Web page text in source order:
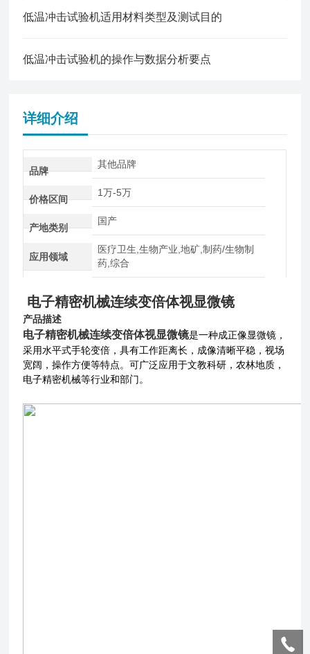
低温冲击试验机适用材料类型及测试目的
低温冲击试验机的操作与数据分析要点
详细介绍
品牌
其他品牌
价格区间
1万-5万
产地类别
国产
应用领域
医疗卫生,生物产业,地矿,制药/生物制
药,综合
电子精密机械连续变倍体视显微镜
产品描述
电子精密机械连续变倍体视显微镜是一种成正像显微镜，
采用水平式手轮变倍，具有工作距离长，成像清晰平稳，视场
宽阔，操作方便等特点。可广泛应用于文教科研，农林地质，
电子精密机械等行业和部门。